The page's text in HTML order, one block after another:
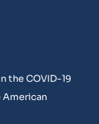
the COVID-19
American